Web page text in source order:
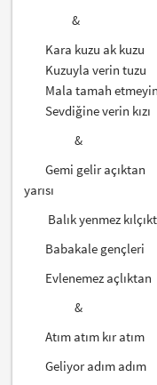
&
Kara kuzu ak
Kuzuyla verin
Mala tamah
Sevdiğine verin
&
Gemi gelir
Balık yenmez
Babakale
Evlenemez
&
Atım atım kır
Geliyor adım